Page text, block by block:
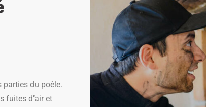
parties du poêle.
fuites d’air et